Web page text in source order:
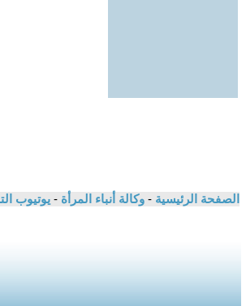
الصفحة الرئيسية - وكالة أنباء المرأة - يوتيوب